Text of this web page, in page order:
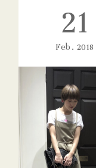
21
Feb 2018